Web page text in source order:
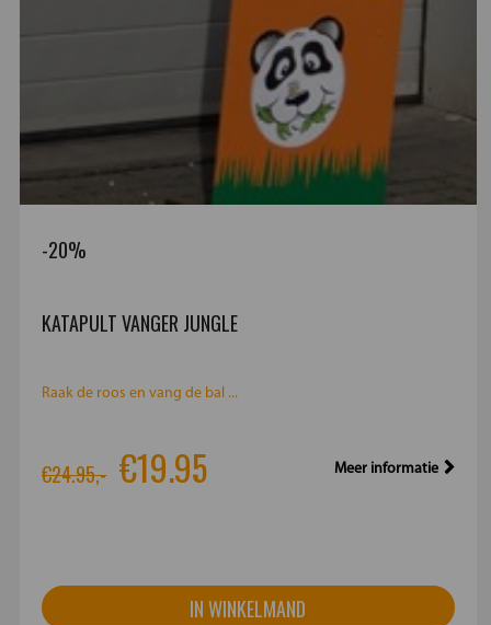
-20%
KATAPULT VANGER JUNGLE
Raak de roos en vang de bal ...
€24.95,- €19.95 Meer informatie
IN WINKELMAND